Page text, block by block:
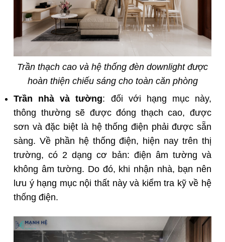
Trần thạch cao và hệ thống đèn downlight được
hoàn thiện chiếu sáng cho toàn căn phòng
Trần nhà và tường: đối với hạng mục này,
thông thường sẽ được đóng thạch cao, được
sơn và đặc biệt là hệ thống điện phải được sẵn
sàng. Về phần hệ thống điện, hiện nay trên thị
trường, có 2 dạng cơ bản: điện âm tường và
không âm tường. Do đó, khi nhận nhà, bạn nên
lưu ý hạng mục nội thất này và kiểm tra kỹ về hệ
thống điện.